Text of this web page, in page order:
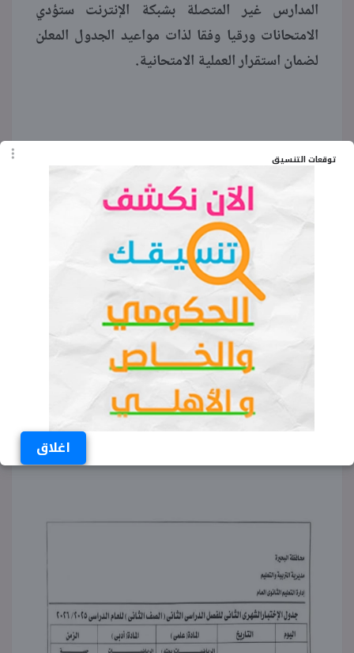
توقعات التنسيق
اغلاق
المدارس غير المتصلة بشبكة الإنترنت ستؤدي
الامتحانات ورقيا وفقا لذات مواعيد الجدول المعلن
لضمان استقرار العملية الامتحانية.